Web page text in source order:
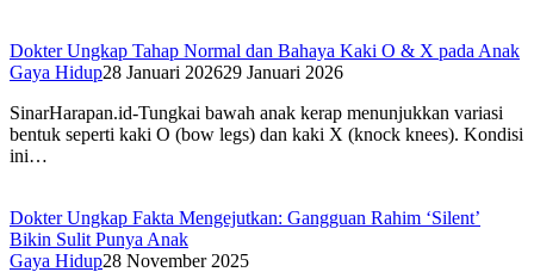
Dokter Ungkap Tahap Normal dan Bahaya Kaki O & X pada Anak
Gaya Hidup28 Januari 202629 Januari 2026
SinarHarapan.id-Tungkai bawah anak kerap menunjukkan variasi
bentuk seperti kaki O (bow legs) dan kaki X (knock knees). Kondisi
ini…
Dokter Ungkap Fakta Mengejutkan: Gangguan Rahim ‘Silent’
Bikin Sulit Punya Anak
Gaya Hidup28 November 2025